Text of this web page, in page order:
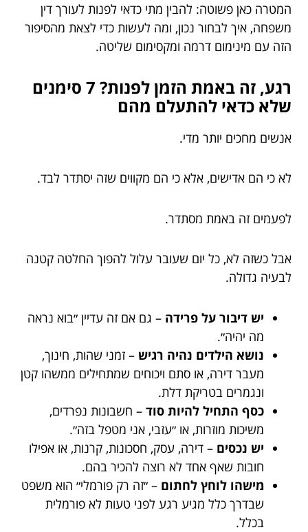
המטרה כאן פשוטה: להבין מתי כדאי לפנות לעורך דין
משפחה, איך לבחור נכון, ומה לעשות כדי לצאת מהסיפור
הזה עם מינימום דרמה ומקסימום שליטה.
רגע, זה באמת הזמן לפנות? 7 סימנים
שלא כדאי להתעלם מהם
אנשים מחכים יותר מדי.
לא כי הם אדישים, אלא כי הם מקווים שזה יסתדר לבד.
לפעמים זה באמת מסתדר.
אבל כשזה לא, כל יום שעובר עלול להפוך החלטה קטנה
לבעיה גדולה.
יש דיבור על פרידה – גם אם זה עדיין ״בוא נראה
מה יהיה״.
נושא הילדים נהיה רגיש – זמני שהות, חינוך,
מעבר דירה, או סתם ויכוחים שמתחילים ממשהו קטן
ונגמרים בטריקת דלת.
כסף התחיל להיות סוד – חשבונות נפרדים,
משיכות מוזרות, או ״עזבי, אני מטפל בזה״.
יש נכסים – דירה, עסק, חסכונות, קרנות, או אפילו
חובות שאף אחד לא רוצה להכיר בהם.
מישהו לוחץ לחתום – ״זה רק פורמלי״ הוא משפט
שבדרך כלל מגיע רגע לפני טעות לא פורמלית
בכלל.